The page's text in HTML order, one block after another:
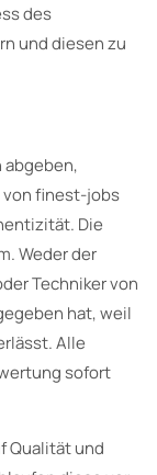
des
und diesen zu
abgeben,
finest-jobs
Die
Weder der
Techniker von
hat, weil
Alle
sofort
Qualität und